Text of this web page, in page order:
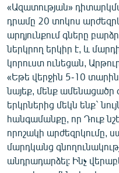
«Ազատության»
դրամը 20 տոկոս
արդյունքում գները
ներկրող երկիր է, և
կորուստ ունեցան,
«Եթե վերջին 5-10
նայեք, մենք ամենացածր
երկրներից մեկն ենք`
հանգամանքը, որ Դուք
որոշակի արժեզրկումը,
մարդկանց
անդրադարձել: Ինչ